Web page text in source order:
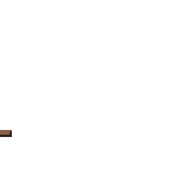
Suche